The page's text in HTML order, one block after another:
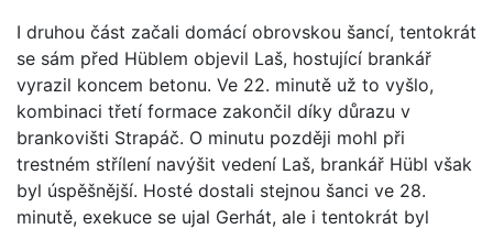
I druhou část začali domácí obrovskou šancí, tentokrát
se sám před Hüblem objevil Laš, hostující brankář
vyrazil koncem betonu. Ve 22. minutě už to vyšlo,
kombinaci třetí formace zakončil díky důrazu v
brankovišti Strapáč. O minutu později mohl při
trestném střílení navýšit vedení Laš, brankář Hübl však
byl úspěšnější. Hosté dostali stejnou šanci ve 28.
minutě, exekuce se ujal Gerhát, ale i tentokrát byl